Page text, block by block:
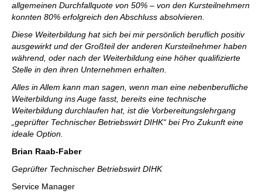
allgemeinen Durchfallquote von 50% – von den Kursteilnehmern
konnten 80% erfolgreich den Abschluss absolvieren.
Diese Weiterbildung hat sich bei mir persönlich beruflich positiv
ausgewirkt und der Großteil der anderen Kursteilnehmer haben
während, oder nach der Weiterbildung eine höher qualifizierte
Stelle in den ihren Unternehmen erhalten.
Alles in Allem kann man sagen, wenn man eine nebenberufliche
Weiterbildung ins Auge fasst, bereits eine technische
Weiterbildung durchlaufen hat, ist die Vorbereitungslehrgang
„geprüfter Technischer Betriebswirt DIHK“ bei Pro Zukunft eine
ideale Option.
Brian Raab-Faber
Geprüfter Technischer Betriebswirt DIHK
Service Manager